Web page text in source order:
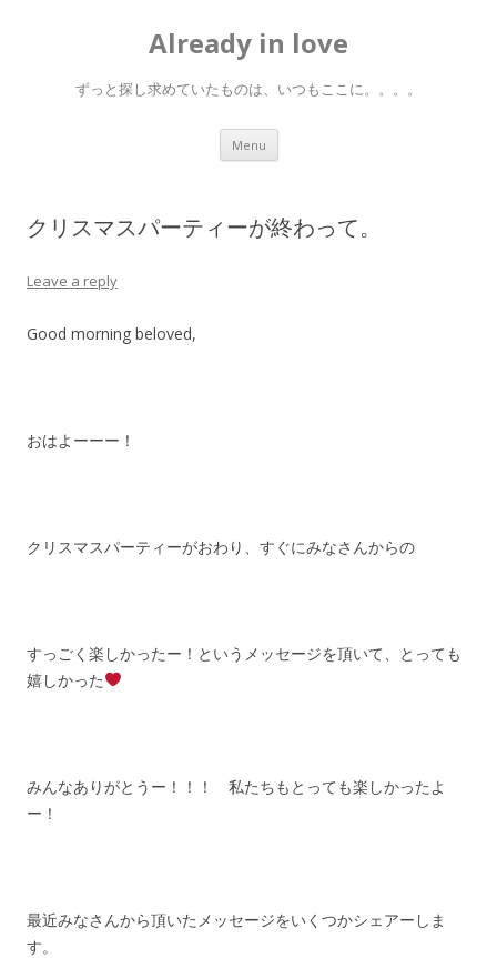
Already in love
ずっと探し求めていたものは、いつもここに。。。。
Menu Skip
content
クリスマスパーティーが終わって。
Leave a reply
Good morning beloved,
おはよーーー！
クリスマスパーティーがおわり、すぐにみなさんからの
すっごく楽しかったー！というメッセージを頂いて、とっても
嬉しかった
みんなありがとうー！！！ 私たちもとっても楽しかったよ
ー！
最近みなさんから頂いたメッセージをいくつかシェアーしま
す。